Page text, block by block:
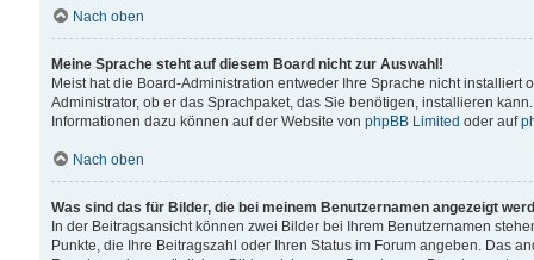
Nach oben
Meine Sprache steht auf diesem Board nicht zur Auswahl!
Meist hat die Board-Administration entweder Ihre Sprache nicht
Administrator, ob er das Sprachpaket, das Sie benötigen, installieren
Informationen dazu können auf der Website von phpBB Limited oder auf
Nach oben
Was sind das für Bilder, die bei meinem Benutzernamen angezeigt
In der Beitragsansicht können zwei Bilder bei Ihrem Benutzernamen
Punkte, die Ihre Beitragszahl oder Ihren Status im Forum angeben. Das